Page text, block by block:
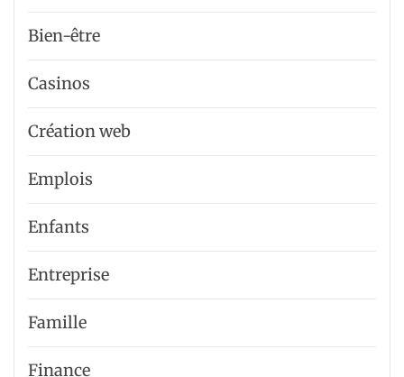
Bien-être
Casinos
Création web
Emplois
Enfants
Entreprise
Famille
Finance